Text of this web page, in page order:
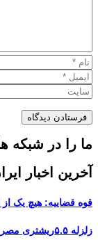
ما را در شبکه
آخرین اخبار
قوه قضاییه: هیچ یک
زلزله ۵.۵ریشتری مصر و فلسطین را لرزاند